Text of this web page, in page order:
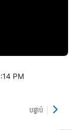
PM
បន្ទាប់